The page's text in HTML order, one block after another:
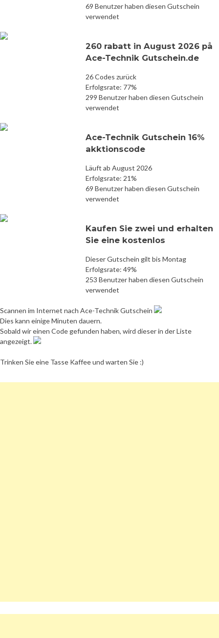
69 Benutzer haben diesen Gutschein
verwendet
260 rabatt in August 2026 på
Ace-Technik Gutschein.de
26 Codes zurück
Erfolgsrate: 77%
299 Benutzer haben diesen Gutschein
verwendet
Ace-Technik Gutschein 16%
akktionscode
Läuft ab August 2026
Erfolgsrate: 21%
69 Benutzer haben diesen Gutschein
verwendet
Kaufen Sie zwei und erhalten
Sie eine kostenlos
Dieser Gutschein gilt bis Montag
Erfolgsrate: 49%
253 Benutzer haben diesen Gutschein
verwendet
Scannen im Internet nach Ace-Technik Gutschein
Dies kann einige Minuten dauern.
Sobald wir einen Code gefunden haben, wird dieser in der Liste
angezeigt.
Trinken Sie eine Tasse Kaffee und warten Sie :)